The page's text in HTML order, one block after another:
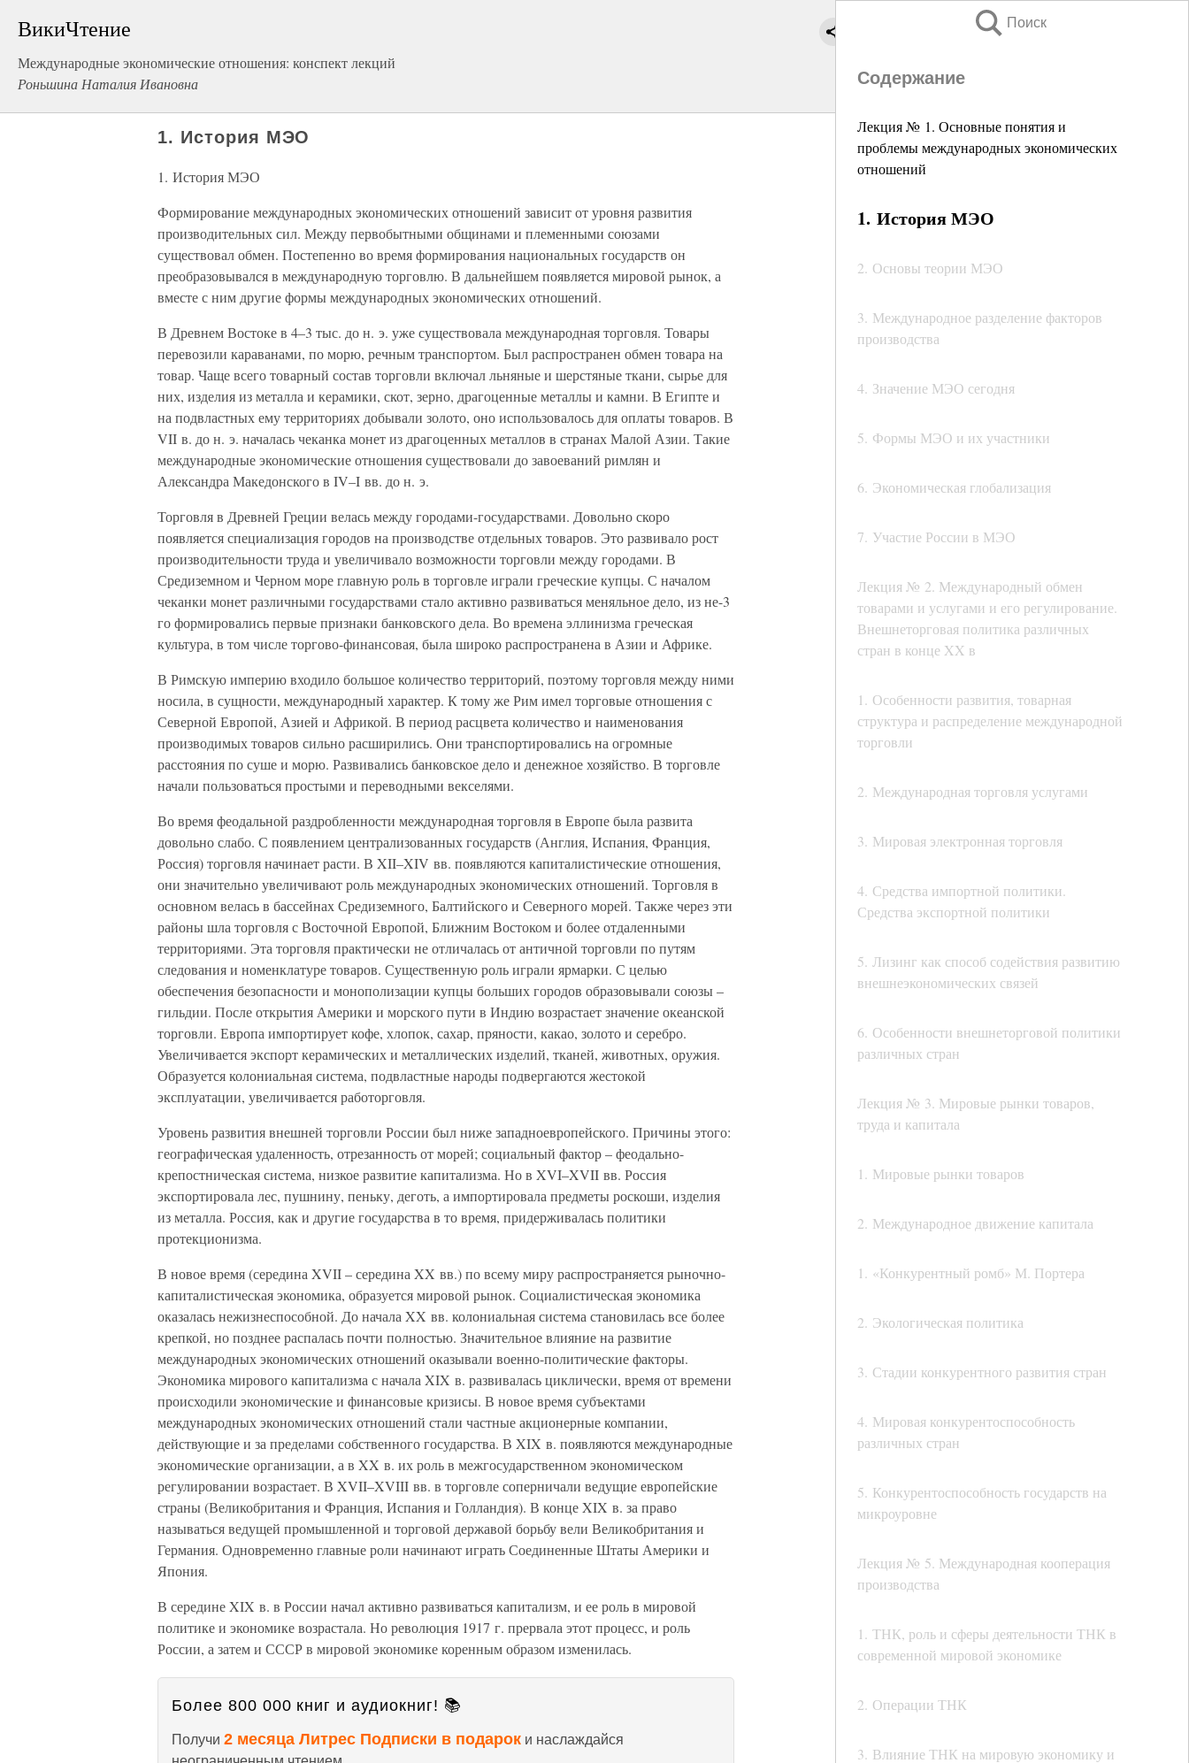
ВикиЧтение
Международные экономические отношения: конспект лекций
Роньшина Наталия Ивановна
Поиск
Содержание
Лекция № 1. Основные понятия и
проблемы международных экономических
отношений
1. История МЭО
2. Основы теории МЭО
3. Международное разделение факторов
производства
4. Значение МЭО сегодня
5. Формы МЭО и их участники
6. Экономическая глобализация
7. Участие России в МЭО
Лекция № 2. Международный обмен
товарами и услугами и его регулирование.
Внешнеторговая политика различных
стран в конце XX в
1. Особенности развития, товарная
структура и распределение международной
торговли
2. Международная торговля услугами
3. Мировая электронная торговля
4. Средства импортной политики.
Средства экспортной политики
5. Лизинг как способ содействия развитию
внешнеэкономических связей
6. Особенности внешнеторговой политики
различных стран
Лекция № 3. Мировые рынки товаров,
труда и капитала
1. Мировые рынки товаров
2. Международное движение капитала
1. «Конкурентный ромб» М. Портера
2. Экологическая политика
3. Стадии конкурентного развития стран
4. Мировая конкурентоспособность
различных стран
5. Конкурентоспособность государств на
микроуровне
Лекция № 5. Международная кооперация
производства
1. ТНК, роль и сферы деятельности ТНК в
современной мировой экономике
2. Операции ТНК
3. Влияние ТНК на мировую экономику и
1. История МЭО
1. История МЭО
Формирование международных экономических отношений зависит от уровня развития
производительных сил. Между первобытными общинами и племенными союзами
существовал обмен. Постепенно во время формирования национальных государств он
преобразовывался в международную торговлю. В дальнейшем появляется мировой рынок, а
вместе с ним другие формы международных экономических отношений.
В Древнем Востоке в 4–3 тыс. до н. э. уже существовала международная торговля. Товары
перевозили караванами, по морю, речным транспортом. Был распространен обмен товара на
товар. Чаще всего товарный состав торговли включал льняные и шерстяные ткани, сырье для
них, изделия из металла и керамики, скот, зерно, драгоценные металлы и камни. В Египте и
на подвластных ему территориях добывали золото, оно использовалось для оплаты товаров. В
VII в. до н. э. началась чеканка монет из драгоценных металлов в странах Малой Азии. Такие
международные экономические отношения существовали до завоеваний римлян и
Александра Македонского в IV–I вв. до н. э.
Торговля в Древней Греции велась между городами-государствами. Довольно скоро
появляется специализация городов на производстве отдельных товаров. Это развивало рост
производительности труда и увеличивало возможности торговли между городами. В
Средиземном и Черном море главную роль в торговле играли греческие купцы. С началом
чеканки монет различными государствами стало активно развиваться меняльное дело, из не-3
го формировались первые признаки банковского дела. Во времена эллинизма греческая
культура, в том числе торгово-финансовая, была широко распространена в Азии и Африке.
В Римскую империю входило большое количество территорий, поэтому торговля между ними
носила, в сущности, международный характер. К тому же Рим имел торговые отношения с
Северной Европой, Азией и Африкой. В период расцвета количество и наименования
производимых товаров сильно расширились. Они транспортировались на огромные
расстояния по суше и морю. Развивались банковское дело и денежное хозяйство. В торговле
начали пользоваться простыми и переводными векселями.
Во время феодальной раздробленности международная торговля в Европе была развита
довольно слабо. С появлением централизованных государств (Англия, Испания, Франция,
Россия) торговля начинает расти. В XII–XIV вв. появляются капиталистические отношения,
они значительно увеличивают роль международных экономических отношений. Торговля в
основном велась в бассейнах Средиземного, Балтийского и Северного морей. Также через эти
районы шла торговля с Восточной Европой, Ближним Востоком и более отдаленными
территориями. Эта торговля практически не отличалась от античной торговли по путям
следования и номенклатуре товаров. Существенную роль играли ярмарки. С целью
обеспечения безопасности и монополизации купцы больших городов образовывали союзы –
гильдии. После открытия Америки и морского пути в Индию возрастает значение океанской
торговли. Европа импортирует кофе, хлопок, сахар, пряности, какао, золото и серебро.
Увеличивается экспорт керамических и металлических изделий, тканей, животных, оружия.
Образуется колониальная система, подвластные народы подвергаются жестокой
эксплуатации, увеличивается работорговля.
Уровень развития внешней торговли России был ниже западноевропейского. Причины этого:
географическая удаленность, отрезанность от морей; социальный фактор – феодально-
крепостническая система, низкое развитие капитализма. Но в XVI–XVII вв. Россия
экспортировала лес, пушнину, пеньку, деготь, а импортировала предметы роскоши, изделия
из металла. Россия, как и другие государства в то время, придерживалась политики
протекционизма.
В новое время (середина XVII – середина XX вв.) по всему миру распространяется рыночно-
капиталистическая экономика, образуется мировой рынок. Социалистическая экономика
оказалась нежизнеспособной. До начала XX вв. колониальная система становилась все более
крепкой, но позднее распалась почти полностью. Значительное влияние на развитие
международных экономических отношений оказывали военно-политические факторы.
Экономика мирового капитализма с начала XIX в. развивалась циклически, время от времени
происходили экономические и финансовые кризисы. В новое время субъектами
международных экономических отношений стали частные акционерные компании,
действующие и за пределами собственного государства. В XIX в. появляются международные
экономические организации, а в XX в. их роль в межгосударственном экономическом
регулировании возрастает. В XVII–XVIII вв. в торговле соперничали ведущие европейские
страны (Великобритания и Франция, Испания и Голландия). В конце XIX в. за право
называться ведущей промышленной и торговой державой борьбу вели Великобритания и
Германия. Одновременно главные роли начинают играть Соединенные Штаты Америки и
Япония.
В середине XIX в. в России начал активно развиваться капитализм, и ее роль в мировой
политике и экономике возрастала. Но революция 1917 г. прервала этот процесс, и роль
России, а затем и СССР в мировой экономике коренным образом изменилась.
Более 800 000 книг и аудиокниг! 📚
Получи 2 месяца Литрес Подписки в подарок и наслаждайся